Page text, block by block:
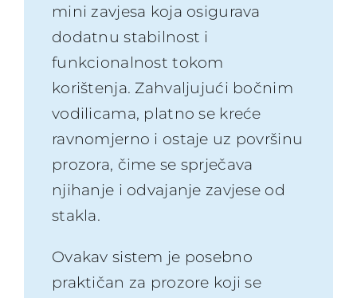
mini zavjesa koja osigurava
dodatnu stabilnost i
funkcionalnost tokom
korištenja. Zahvaljujući bočnim
vodilicama, platno se kreće
ravnomjerno i ostaje uz površinu
prozora, čime se sprječava
njihanje i odvajanje zavjese od
stakla.
Ovakav sistem je posebno
praktičan za prozore koji se